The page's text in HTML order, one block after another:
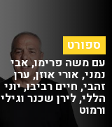
ספורט
עם משה פרימו, אבי
נמני, אורי אוזן, ערן
זהבי, חיים רביבו, יוני
הללי, לירן שכנר וגילי
ורמוט